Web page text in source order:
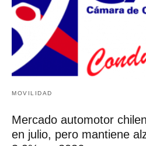
MOVILIDAD
Mercado automotor
en julio, pero mantiene